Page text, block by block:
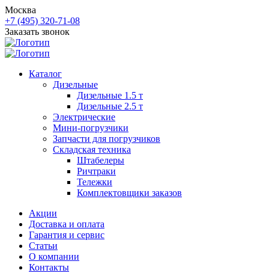
Москва
+7 (495) 320-71-08
Заказать звонок
Каталог
Дизельные
Дизельные 1.5 т
Дизельные 2.5 т
Электрические
Мини-погрузчики
Запчасти для погрузчиков
Складская техника
Штабелеры
Ричтраки
Тележки
Комплектовщики заказов
Акции
Доставка и оплата
Гарантия и сервис
Статьи
О компании
Контакты